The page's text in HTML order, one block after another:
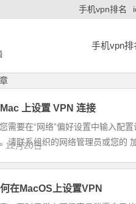
手机vpn排名
手机vpn排
上设置 VPN 连接
需要在“网络”偏好设置中输入配
请联系组织的网络管理员或您的
12月20日
在MacOS上设置VPN